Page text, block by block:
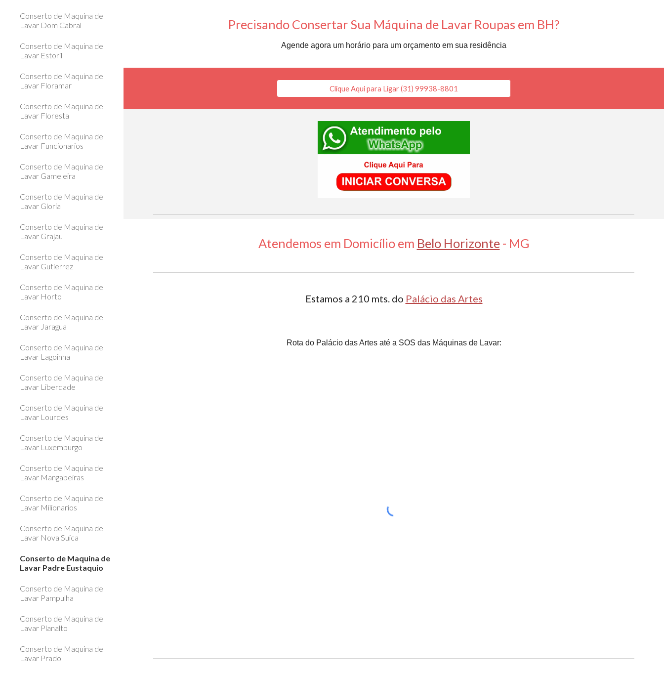
Conserto de Maquina de
Lavar Dom Cabral
Conserto de Maquina de
Lavar Estoril
Conserto de Maquina de
Lavar Floramar
Conserto de Maquina de
Lavar Floresta
Conserto de Maquina de
Lavar Funcionarios
Conserto de Maquina de
Lavar Gameleira
Conserto de Maquina de
Lavar Gloria
Conserto de Maquina de
Lavar Grajau
Conserto de Maquina de
Lavar Gutierrez
Conserto de Maquina de
Lavar Horto
Conserto de Maquina de
Lavar Jaragua
Conserto de Maquina de
Lavar Lagoinha
Conserto de Maquina de
Lavar Liberdade
Conserto de Maquina de
Lavar Lourdes
Conserto de Maquina de
Lavar Luxemburgo
Conserto de Maquina de
Lavar Mangabeiras
Conserto de Maquina de
Lavar Milionarios
Conserto de Maquina de
Lavar Nova Suica
Conserto de Maquina de
Lavar Padre Eustaquio
Conserto de Maquina de
Lavar Pampulha
Conserto de Maquina de
Lavar Planalto
Conserto de Maquina de
Lavar Prado
Precisando Consertar Sua Máquina de Lavar Roupas em BH?
Agende agora um horário para um orçamento em sua residência
Clique Aqui para Ligar (31) 99938-8801
Atendemos em Domicílio em Belo Horizonte- MG
Estamos a 210 mts. do Palácio das Artes
Rota do Palácio das Artes até a SOS das Máquinas de Lavar: